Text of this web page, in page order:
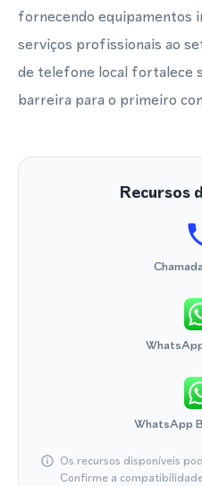
fornecendo equipamentos
serviços profissionais ao
de telefone local fortalece
barreira para o primeiro
Recursos
WhatsApp
Os recursos disponíveis
Confirme a